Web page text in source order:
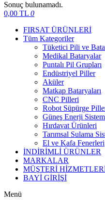
Sonuç bulunamadı.
0,00 TL 0
FIRSAT ÜRÜNLERİ
Tüm Kategoriler
Tüketici Pili ve
Medikal Bataryalar
Puntalı Pil Grupları
Endüstriyel Piller
Aküler
Matkap Bataryaları
CNC Pilleri
Robot Süpürge
Güneş Enerji
Hırdavat Ürünleri
Tarımsal Sulama
El ve Kafa Fenerleri
İNDİRİMLİ ÜRÜNLER
MARKALAR
MÜŞTERİ
BAYİ GİRİŞİ
Menü